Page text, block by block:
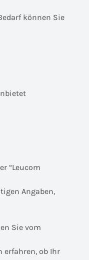
können Sie
“Leucom
Angaben,
Sie vom
erfahren, ob Ihr